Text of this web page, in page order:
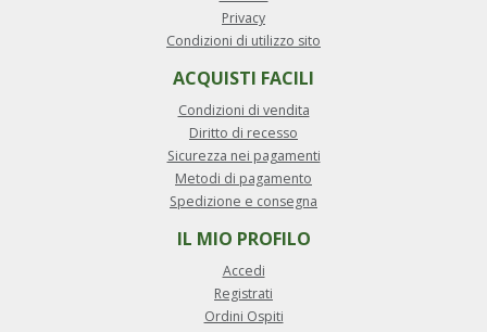
Privacy
Condizioni di utilizzo sito
ACQUISTI FACILI
Condizioni di vendita
Diritto di recesso
Sicurezza nei pagamenti
Metodi di pagamento
Spedizione e consegna
IL MIO PROFILO
Accedi
Registrati
Ordini Ospiti